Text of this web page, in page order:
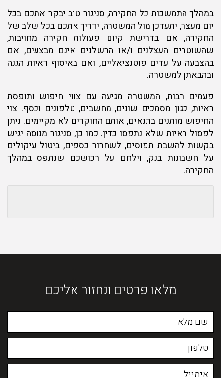
במהלך התמשכות כל החקירה, סניגור טוב יבקר אתכם בכל
יום מעצר, יתעדכן מול המשטרה, ידריך אתכם בכל שלב של
החקירה, אם בדרישת קיום פעולות חקירה מחויבות,
שהשוטרים העצלנים ו/או הרשלנים אינם מבצעים, אם
בהצבעה על עדים פוטנציאליים, ואם באיסוף ראיות הגנה
ובהבאתן למשטרה.
פעמים רבות, המשטרה מגיעה עם צווי חיפוש ותופסת
ראיות, כגון מסמכים שונים, מחשבים, טלפונים וכסף. צוי
החיפוש מותנים בתנאים, אותם החוקרים לא מקיימים. ניתן
לפסול ראיות שלא נתפסו כדין. כמו כן, סניגור מנוסה יגיש
בקשות להשבת תפוסים, לשחרור כספים, ביטול עיקולים
על חשבונות בנק, וילחם על רכושכם שנתפס במהלך
החקירה.
מלאו פרטים ונחזור אליכם